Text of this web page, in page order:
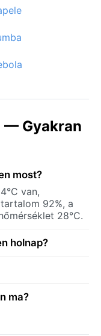
— Gyakran
most?
van,
92%, a
28°C.
holnap?
ma?